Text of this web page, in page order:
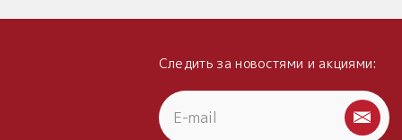
Следить за новостями и акциями: